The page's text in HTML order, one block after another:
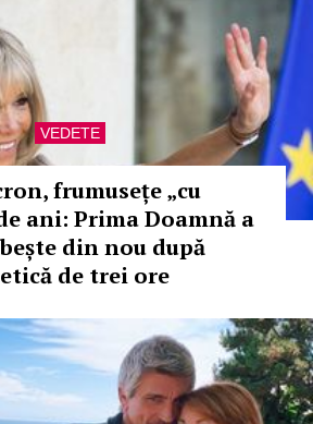
VEDETE
frumusețe „cu
ani: Prima Doamnă a
din nou după
de trei ore